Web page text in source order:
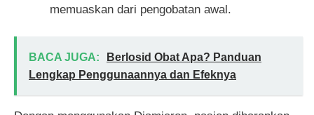
memuaskan dari pengobatan awal.
BACA JUGA:
Berlosid Obat Apa? Panduan
Lengkap Penggunaannya dan Efeknya